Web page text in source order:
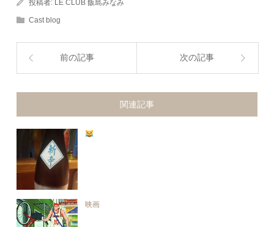
投稿者: LE CLUB 飯島みなみ
Cast blog
前の記事 次の記事
関連記事
映画